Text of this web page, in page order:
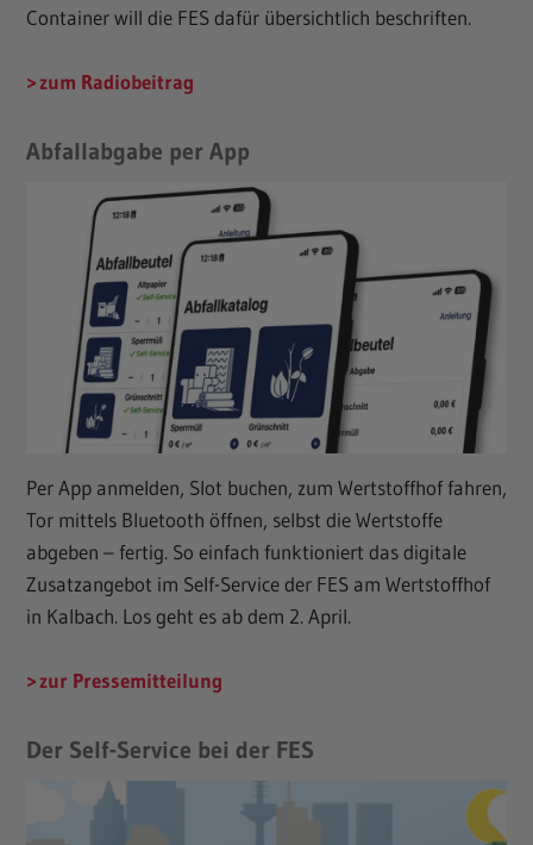
Container will die FES dafür übersichtlich beschriften.
zum Radiobeitrag
Abfallabgabe per App
Per App anmelden, Slot buchen, zum Wertstoffhof fahren,
Tor mittels Bluetooth öffnen, selbst die Wertstoffe
abgeben – fertig. So einfach funktioniert das digitale
Zusatzangebot im Self-Service der FES am Wertstoffhof
in Kalbach. Los geht es ab dem 2. April.
zur Pressemitteilung
Der Self-Service bei der FES